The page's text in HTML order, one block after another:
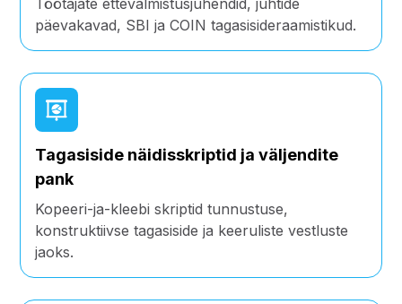
päevakavad, SBI ja COIN tagasisideraamistikud.
Tagasiside näidisskriptid ja väljendite
pank
Kopeeri-ja-kleebi skriptid tunnustuse,
konstruktiivse tagasiside ja keeruliste vestluste
jaoks.